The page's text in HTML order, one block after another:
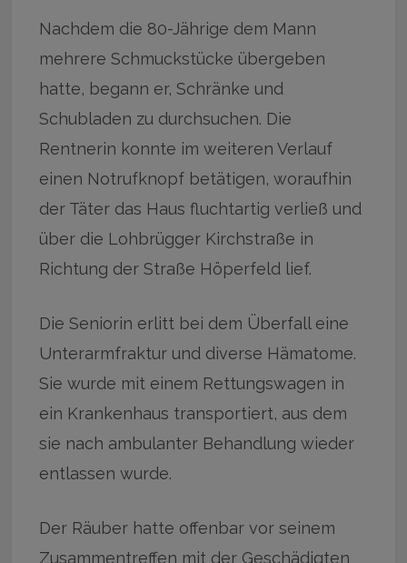
Nachdem die 80-Jährige dem Mann
mehrere Schmuckstücke übergeben
hatte, begann er, Schränke und
Schubladen zu durchsuchen. Die
Rentnerin konnte im weiteren Verlauf
einen Notrufknopf betätigen, woraufhin
der Täter das Haus fluchtartig verließ und
über die Lohbrügger Kirchstraße in
Richtung der Straße Höperfeld lief.
Die Seniorin erlitt bei dem Überfall eine
Unterarmfraktur und diverse Hämatome.
Sie wurde mit einem Rettungswagen in
ein Krankenhaus transportiert, aus dem
sie nach ambulanter Behandlung wieder
entlassen wurde.
Der Räuber hatte offenbar vor seinem
Zusammentreffen mit der Geschädigten